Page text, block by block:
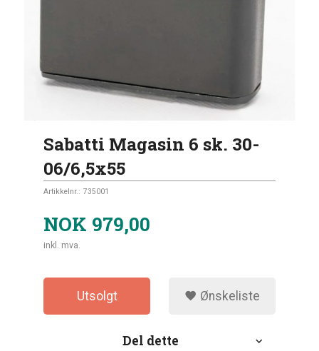
Sabatti Magasin 6 sk. 30-
06/6,5x55
Artikkelnr.: 735001
NOK 979,00
inkl. mva.
Utsolgt Ønskeliste
Del dette